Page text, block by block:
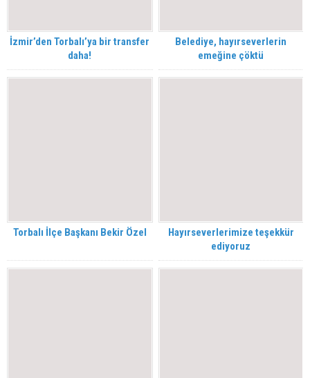
İzmir’den Torbalı’ya bir transfer
daha!
Belediye, hayırseverlerin
emeğine çöktü
Torbalı İlçe Başkanı Bekir Özel
Hayırseverlerimize teşekkür
ediyoruz